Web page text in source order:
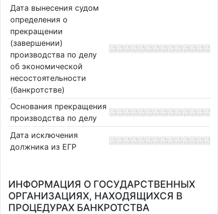
Дата вынесения судом
определения о
прекращении
(завершении)
производства по делу
об экономической
несостоятельности
(банкротстве)
Основания прекращения
производства по делу
Дата исключения
должника из ЕГР
ИНФОРМАЦИЯ О ГОСУДАРСТВЕННЫХ
ОРГАНИЗАЦИЯХ, НАХОДЯЩИХСЯ В
ПРОЦЕДУРАХ БАНКРОТСТВА